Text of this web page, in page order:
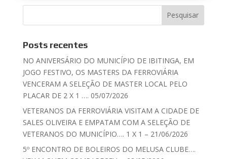
Posts recentes
NO ANIVERSÁRIO DO MUNICÍPIO DE IBITINGA, EM
JOGO FESTIVO, OS MASTERS DA FERROVIÁRIA
VENCERAM A SELEÇÃO DE MASTER LOCAL PELO
PLACAR DE 2 X 1 …. 05/07/2026
VETERANOS DA FERROVIÁRIA VISITAM A CIDADE DE
SALES OLIVEIRA E EMPATAM COM A SELEÇÃO DE
VETERANOS DO MUNICÍPIO…. 1 X 1 – 21/06/2026
5º ENCONTRO DE BOLEIROS DO MELUSA CLUBE….